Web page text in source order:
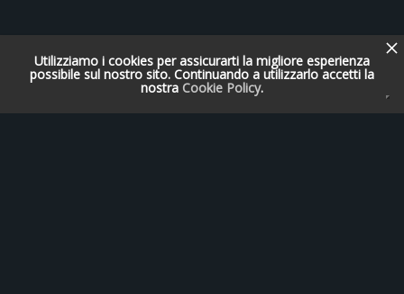
Utilizziamo i cookies per assicurarti la migliore esperienza
possibile sul nostro sito. Continuando a utilizzarlo accetti la
nostra Cookie Policy.